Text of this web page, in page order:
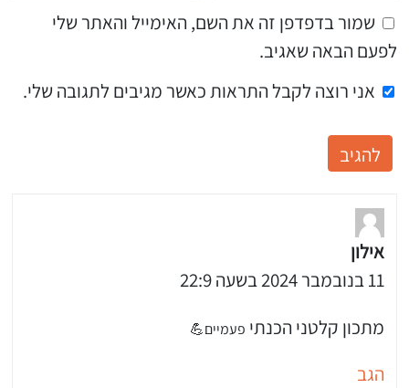
שמור בדפדפן זה את השם, האימייל והאתר שלי
לפעם הבאה שאגיב.
אני רוצה לקבל התראות כאשר מגיבים לתגובה שלי.
אילון
11 בנובמבר 2024 בשעה 22:9
מתכון קלטני הכנתי פעמיים💪
הגב